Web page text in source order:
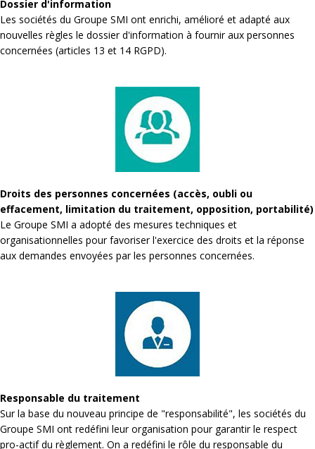
Dossier d'information
Les sociétés du Groupe SMI ont enrichi, amélioré et adapté aux
nouvelles règles le dossier d'information à fournir aux personnes
concernées (articles 13 et 14 RGPD).
Droits des personnes concernées (accès, oubli ou
effacement, limitation du traitement, opposition, portabilité)
Le Groupe SMI a adopté des mesures techniques et
organisationnelles pour favoriser l'exercice des droits et la réponse
aux demandes envoyées par les personnes concernées.
Responsable du traitement
Sur la base du nouveau principe de "responsabilité", les sociétés du
Groupe SMI ont redéfini leur organisation pour garantir le respect
pro-actif du règlement. On a redéfini le rôle du responsable du